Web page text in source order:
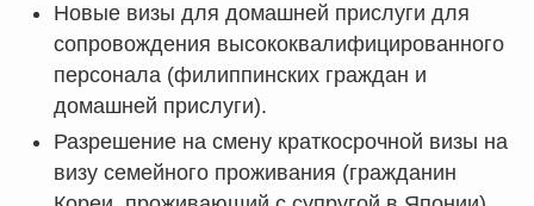
Новые визы для домашней прислуги для
сопровождения высококвалифицированного
персонала (филиппинских граждан и
домашней прислуги).
Разрешение на смену краткосрочной визы на
визу семейного проживания (гражданин